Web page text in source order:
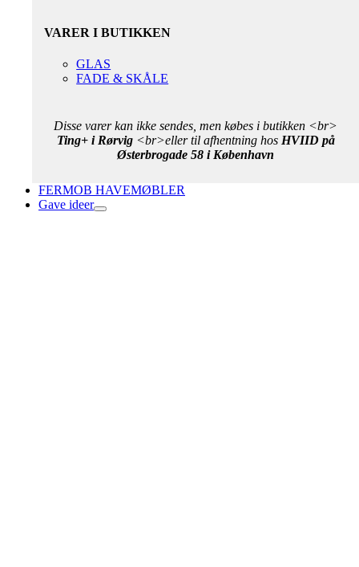
VARER I BUTIKKEN
GLAS
FADE & SKÅLE
Disse varer kan ikke sendes, men købes i butikken <br>
Ting+ i Rørvig<br>eller til afhentning hos HVIID på
Østerbrogade 58 i København
FERMOB HAVEMØBLER
Gave ideer